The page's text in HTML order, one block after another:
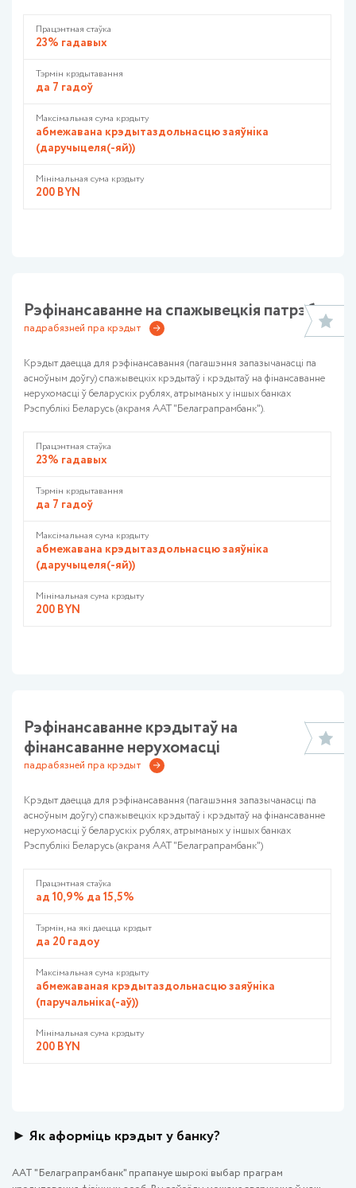
Працэнтная стаўка
23% гадавых
Тэрмін крэдытавання
да 7 гадоў
Максімальная сума крэдыту
абмежавана крэдытаздольнасцю заяўніка
(даручыцеля(-яй))
Мінімальная сума крэдыту
200 BYN
Рэфінансаванне на спажывецкія патрэбы
падрабязней пра крэдыт
Крэдыт даецца для рэфінансавання (пагашэння запазычанасці па
асноўным доўгу) спажывецкіх крэдытаў і крэдытаў на фінансаванне
нерухомасці ў беларускіх рублях, атрыманых у іншых банках
Рэспублікі Беларусь (акрамя ААТ "Белаграпрамбанк").
Працэнтная стаўка
23% гадавых
Тэрмін крэдытавання
да 7 гадоў
Максімальная сума крэдыту
абмежавана крэдытаздольнасцю заяўніка
(даручыцеля(-яй))
Мінімальная сума крэдыту
200 BYN
Рэфінансаванне крэдытаў на
фінансаванне нерухомасці
падрабязней пра крэдыт
Крэдыт даецца для рэфінансавання (пагашэння запазычанасці па
асноўным доўгу) спажывецкіх крэдытаў і крэдытаў на фінансаванне
нерухомасці ў беларускіх рублях, атрыманых у іншых банках
Рэспублікі Беларусь (акрамя ААТ "Белаграпрамбанк")
Працэнтная стаўка
ад 10,9% да 15,5%
Тэрмін, на які даецца крэдыт
да 20 гадоу
Максімальная сума крэдыту
абмежаваная крэдытаздольнасцю заяўніка
(паручальніка(-аў))
Мінімальная сума крэдыту
200 BYN
► Як аформіць крэдыт у банку?
ААТ "Белаграпрамбанк" прапануе шырокі выбар праграм